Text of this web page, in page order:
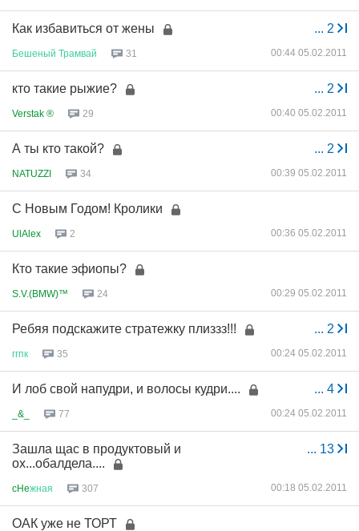
... 2
Как избавиться от жены
Бешеный Трамвай 31 00:44 05.02.2011
... 2
кто такие рыжие?
Verstak ® 29 00:40 05.02.2011
... 2
А ты кто такой?
NATUZZI 34 00:39 05.02.2011
С Новым Годом! Кролики
UlAlex 2 00:36 05.02.2011
Кто такие эфиопы?
S.V.(BMW)™ 24 00:29 05.02.2011
... 2
Ребяя подскажите стратежку плиззз!!!
ггпк 35 00:24 05.02.2011
... 4
И лоб свой напудри, и волосы кудри....
_&_ 77 00:24 05.02.2011
... 13
Зашла щас в продуктовый и
ох...обалдела....
cHeжная 307 00:18 05.02.2011
ОАК уже не ТОРТ